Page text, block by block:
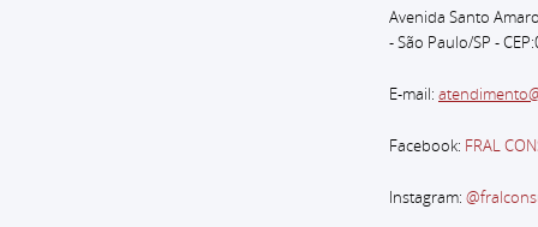
Avenida Santo
- São Paulo/SP -
E-mail:
Facebook: FRAL
Instagram: